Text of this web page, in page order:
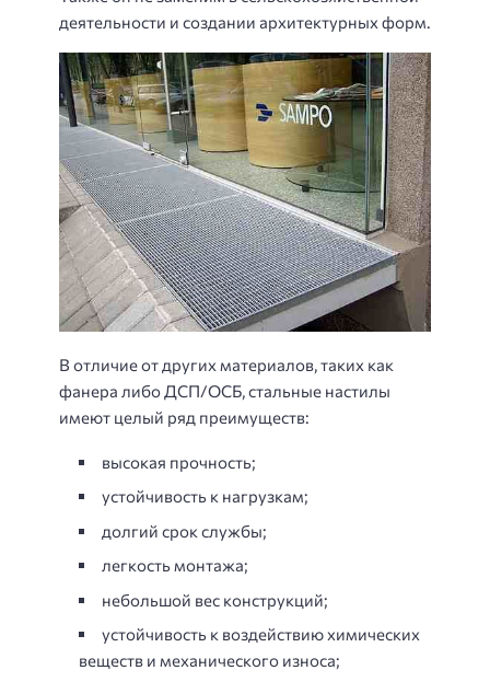
деятельности и создании архитектурных форм.
В отличие от других материалов, таких как
фанера либо ДСП/ОСБ, стальные настилы
имеют целый ряд преимуществ:
высокая прочность;
устойчивость к нагрузкам;
долгий срок службы;
легкость монтажа;
небольшой вес конструкций;
устойчивость к воздействию химических
веществ и механического износа;